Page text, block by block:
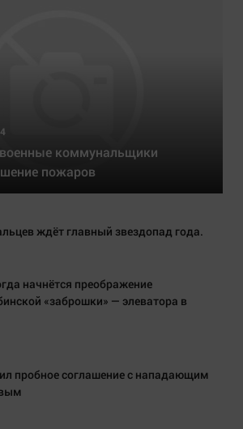
коммунальщики
пожаров
ждёт главный звездопад года.
начнётся преображение
«заброшки» — элеватора в
пробное соглашение с нападающим